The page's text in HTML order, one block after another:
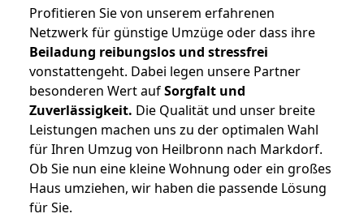
Profitieren Sie von unserem erfahrenen
Netzwerk für günstige Umzüge oder dass ihre
Beiladung reibungslos und stressfrei
vonstattengeht. Dabei legen unsere Partner
besonderen Wert aufSorgfalt und
Zuverlässigkeit. Die Qualität und unser breite
Leistungen machen uns zu der optimalen Wahl
für Ihren Umzug von Heilbronn nach Markdorf.
Ob Sie nun eine kleine Wohnung oder ein großes
Haus umziehen, wir haben die passende Lösung
für Sie.